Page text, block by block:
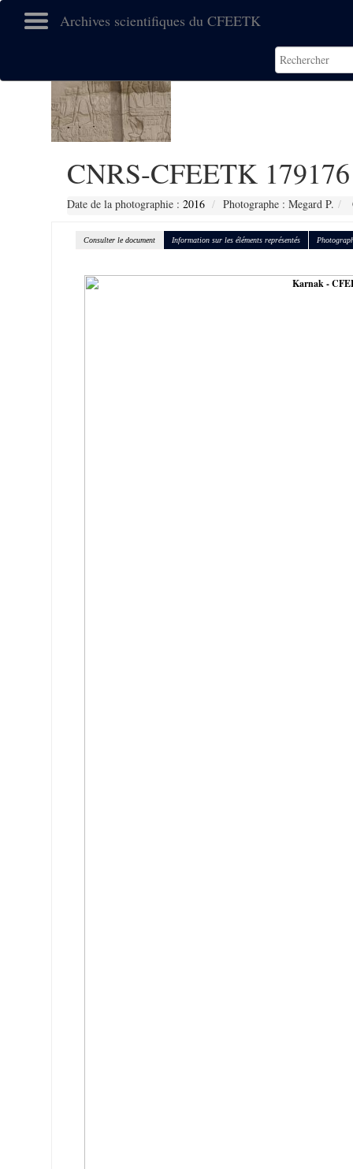
Archives scientifiques du CFEETK
CNRS-CFEETK 179176
Date de la photographie : 2016 Photographe : Megard P.
Consulter le document Information sur les éléments représentés